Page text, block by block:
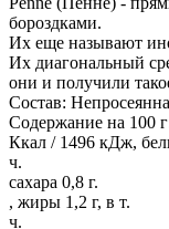
бороздками.
Их еще называют
Их диагональный
они и получили
Состав:
Содержание на 100
Ккал / 1496 кДж,
ч.
сахара 0,8 г.
, жиры 1,2 г, в т.
ч.